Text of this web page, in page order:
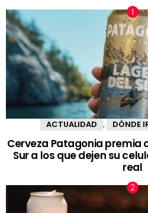
ACTUALIDAD DÓNDE
Cerveza Patagonia premia
Sur a los que dejen su
real